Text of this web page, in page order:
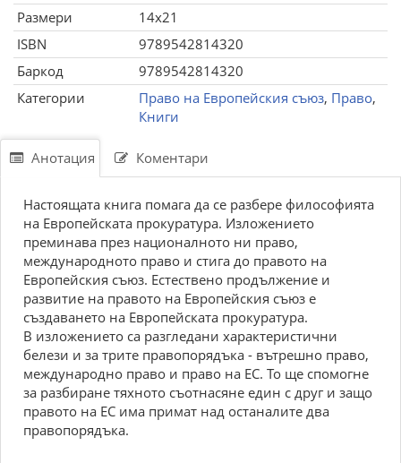
Размери
14x21
ISBN
9789542814320
Баркод
9789542814320
Категории
Право на Европейския съюз, Право,
Книги
Анотация Коментари
Настоящата книга помага да се разбере философията
на Европейската прокуратура. Изложението
преминава през националното ни право,
международното право и стига до правото на
Европейския съюз. Естествено продължение и
развитие на правото на Европейския съюз е
създаването на Европейската прокуратура.
В изложението са разгледани характеристични
белези и за трите правопорядъка - вътрешно право,
международно право и право на ЕС. То ще спомогне
за разбиране тяхното съотнасяне един с друг и защо
правото на ЕС има примат над останалите два
правопорядъка.